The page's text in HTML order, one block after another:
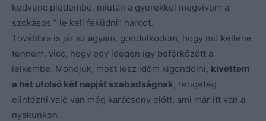
kedvenc plédembe, miután a gyerekkel megvívom a
szokásos ” le kell feküdni” harcot.
Továbbra is jár az agyam, gondolkodom, hogy mit kellene
tennem, vicc, hogy egy idegen így beférkőzött a
lelkembe. Mondjuk, most lesz időm kigondolni, kivettem
a hét utolsó két napját szabadságnak, rengeteg
elintézni való van még karácsony előtt, ami már itt van a
nyakunkon.